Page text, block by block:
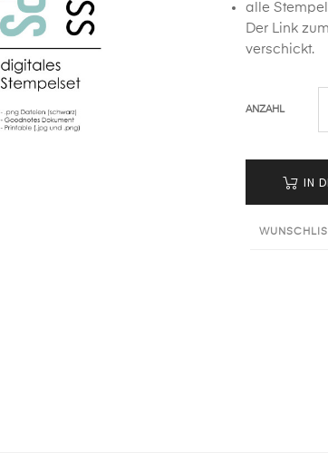
alle
Der Link
verschickt.
ANZAHL
IN